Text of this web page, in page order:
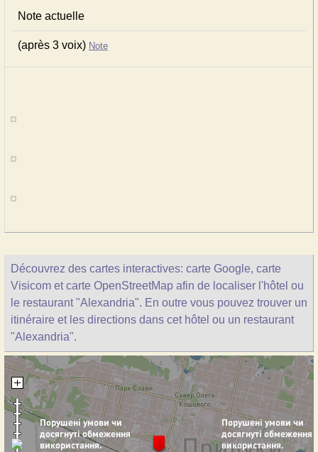
Note actuelle
(après 3 voix) Note
Découvrez des cartes interactives: carte Google, carte
Visicom et carte OpenStreetMap afin de localiser l'hôtel ou
le restaurant "Alexandria". En outre vous pouvez trouver un
itinéraire et les directions dans cet hôtel ou un restaurant
"Alexandria".